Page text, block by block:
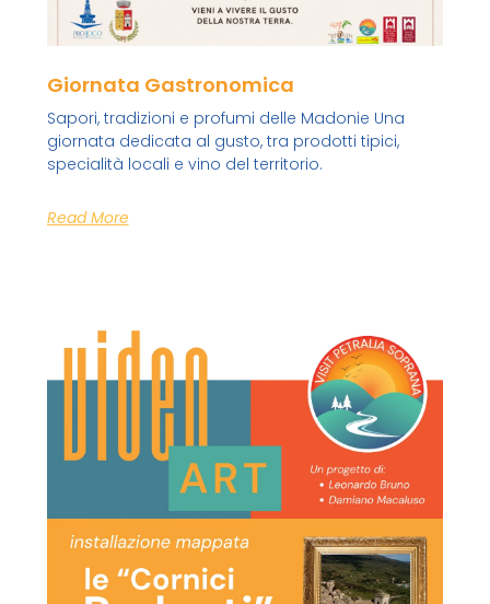
Giornata Gastronomica
Sapori, tradizioni e profumi delle Madonie Una
giornata dedicata al gusto, tra prodotti tipici,
specialità locali e vino del territorio.
Read More